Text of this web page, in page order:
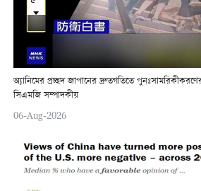
অ্যানিমের প্রচ্ছদ জাপানের দ্রুতগতিতে
সিএমজি সম্পাদকীয়
06-Aug-2026